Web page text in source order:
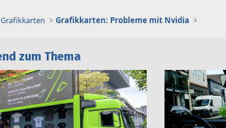
Grafikkarten Grafikkarten: Probleme mit Nvidia
zum Thema